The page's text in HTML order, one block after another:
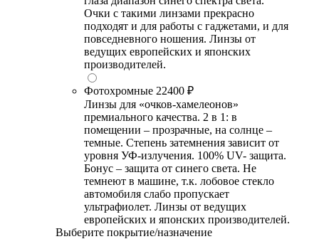
Очки с такими линзами прекрасно
подходят и для работы с гаджетами, и для
повседневного ношения. Линзы от
ведущих европейских и японских
производителей.
Фотохромные 22400 ₽
Линзы для «очков-хамелеонов»
премиального качества. 2 в 1: в
помещении – прозрачные, на солнце –
темные. Степень затемнения зависит от
уровня УФ-излучения. 100% UV- защита.
Бонус – защита от синего света. Не
темнеют в машине, т.к. лобовое стекло
автомобиля слабо пропускает
ультрафиолет. Линзы от ведущих
европейских и японских производителей.
Выберите покрытие/назначение